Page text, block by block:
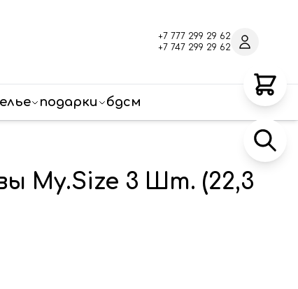
+7 777 299 29 62
+7 747 299 29 62
подарки бдсм
My.Size 3 Шт. (22,3